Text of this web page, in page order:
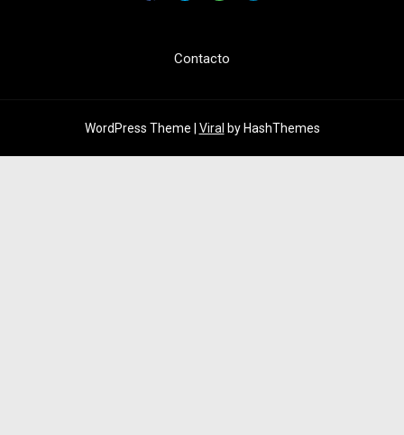
Contacto
WordPress Theme | Viral by HashThemes